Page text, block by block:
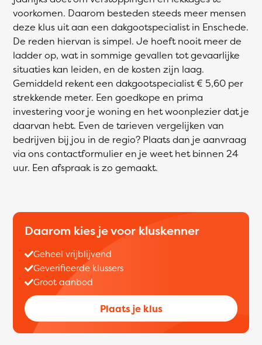
voorkomen. Daarom besteden steeds meer mensen
deze klus uit aan een dakgootspecialist in Enschede.
De reden hiervan is simpel. Je hoeft nooit meer de
ladder op, wat in sommige gevallen tot gevaarlijke
situaties kan leiden, en de kosten zijn laag.
Gemiddeld rekent een dakgootspecialist € 5,60 per
strekkende meter. Een goedkope en prima
investering voor je woning en het woonplezier dat je
daarvan hebt. Even de tarieven vergelijken van
bedrijven bij jou in de regio? Plaats dan je aanvraag
via ons contactformulier en je weet het binnen 24
uur. Een afspraak is zo gemaakt.
Daarom kies je voor kluskenner
Geheel vrijblijvend
Geverifieerde klussers
Groot aanbod
Plaats je klus